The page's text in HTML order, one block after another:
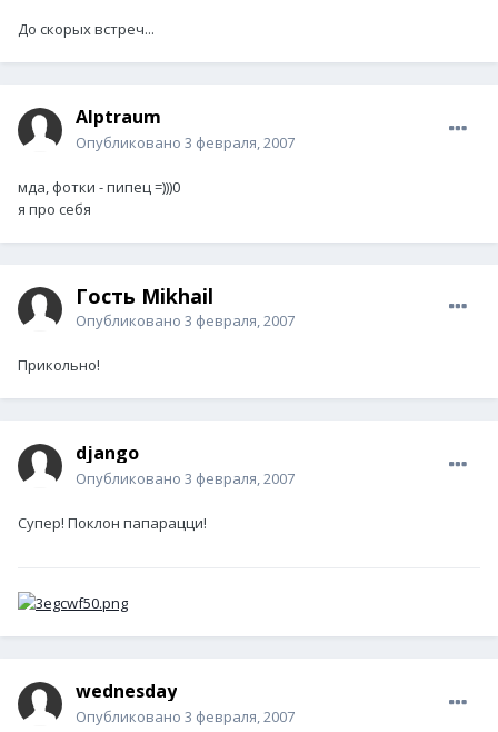
До скорых встреч...
Alptraum
Опубликовано 3 февраля, 2007
мда, фотки - пипец =)))0
я про себя
Гость Mikhail
Опубликовано 3 февраля, 2007
Прикольно!
django
Опубликовано 3 февраля, 2007
Супер! Поклон папарацци!
wednesday
Опубликовано 3 февраля, 2007